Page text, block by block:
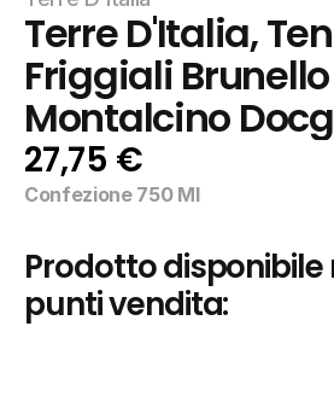
Terre D'Italia,
Friggiali
Montalcino Docg
27,75 €
Confezione 750 Ml
Prodotto disponibile
punti vendita: